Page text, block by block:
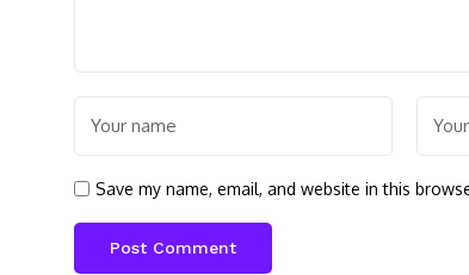
Save my name, email, and website in this